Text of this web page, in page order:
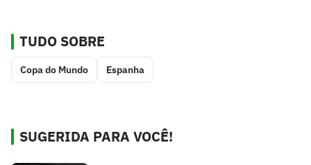
TUDO SOBRE
Copa do Mundo Espanha
SUGERIDA PARA VOCÊ!